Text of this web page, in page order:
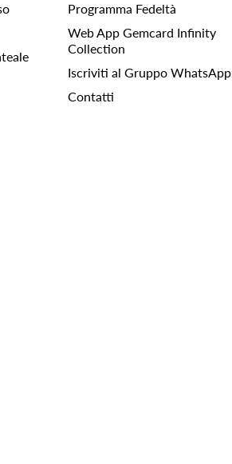
Programma Fedeltà
Web App Gemcard Infinity
Collection
Iscriviti al Gruppo WhatsApp
Contatti